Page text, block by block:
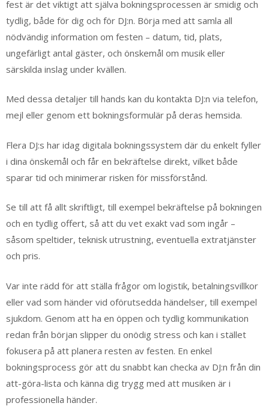
fest är det viktigt att själva bokningsprocessen är smidig och
tydlig, både för dig och för DJ:n. Börja med att samla all
nödvändig information om festen – datum, tid, plats,
ungefärligt antal gäster, och önskemål om musik eller
särskilda inslag under kvällen.
Med dessa detaljer till hands kan du kontakta DJ:n via telefon,
mejl eller genom ett bokningsformulär på deras hemsida.
Flera DJ:s har idag digitala bokningssystem där du enkelt fyller
i dina önskemål och får en bekräftelse direkt, vilket både
sparar tid och minimerar risken för missförstånd.
Se till att få allt skriftligt, till exempel bekräftelse på bokningen
och en tydlig offert, så att du vet exakt vad som ingår –
såsom speltider, teknisk utrustning, eventuella extratjänster
och pris.
Var inte rädd för att ställa frågor om logistik, betalningsvillkor
eller vad som händer vid oförutsedda händelser, till exempel
sjukdom. Genom att ha en öppen och tydlig kommunikation
redan från början slipper du onödig stress och kan i stället
fokusera på att planera resten av festen. En enkel
bokningsprocess gör att du snabbt kan checka av DJ:n från din
att-göra-lista och känna dig trygg med att musiken är i
professionella händer.